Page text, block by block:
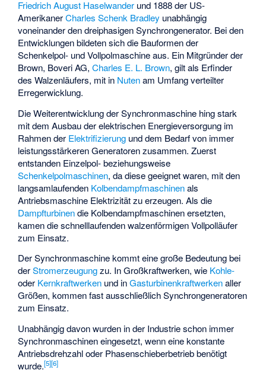
Friedrich August Haselwander und 1888 der US-
AmerikanerCharles Schenk Bradley unabhängig
voneinander den dreiphasigen Synchrongenerator. Bei den
Entwicklungen bildeten sich die Bauformen der
Schenkelpol- und Vollpolmaschine aus. Ein Mitgründer der
Brown, Boveri AG,Charles E. L. Brown, gilt als Erfinder
des Walzenläufers, mit in Nutenam Umfang verteilter
Erregerwicklung.
Die Weiterentwicklung der Synchronmaschine hing stark
mit dem Ausbau der elektrischen Energieversorgung im
Rahmen der Elektrifizierung und dem Bedarf von immer
leistungsstärkeren Generatoren zusammen. Zuerst
entstanden Einzelpol- beziehungsweise
Schenkelpolmaschinen, da diese geeignet waren, mit den
langsamlaufenden Kolbendampfmaschinenals
Antriebsmaschine Elektrizität zu erzeugen. Als die
Dampfturbinendie Kolbendampfmaschinen ersetzten,
kamen die schnelllaufenden walzenförmigen Vollpolläufer
zum Einsatz.
Der Synchronmaschine kommt eine große Bedeutung bei
derStromerzeugungzu. In Großkraftwerken, wie Kohle-
oder Kernkraftwerken und inGasturbinenkraftwerkenaller
Größen, kommen fast ausschließlich Synchrongeneratoren
zum Einsatz.
Unabhängig davon wurden in der Industrie schon immer
Synchronmaschinen eingesetzt, wenn eine konstante
Antriebsdrehzahl oder Phasenschieberbetrieb benötigt
wurde.[5][6]